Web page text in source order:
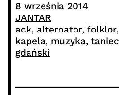
8 września 2014
JANTAR
ack, alternator, folklor,
kapela, muzyka, taniec
gdański